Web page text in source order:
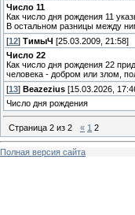
Число 11
Как число дня рождения 11
В остальном разницы между
[12] ТимыЧ [25.03.2009, 21:58]
Число 22
Как число дня рождения 22
человека - добром или злом,
[13] Beazezius [15.03.2026,
Число дня рождения
Страница 2 из 2 « 1 2
Полная версия сайта